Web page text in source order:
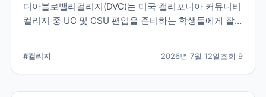
디아블로밸리컬리지(DVC)는 미국 캘리포니아 커뮤니티
컬리지 중 UC 및 CSU 편입을 준비하는 학생들에게 잘
정리했습니다.
#컬리지 2026년 7월 12일조회 9